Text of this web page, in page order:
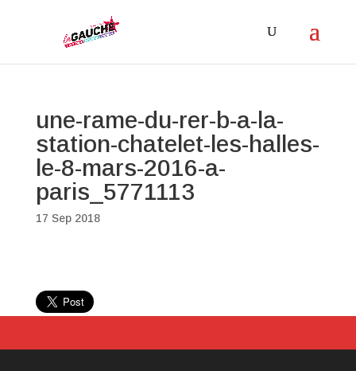
une-rame-du-rer-b-a-la-
station-chatelet-les-halles-
le-8-mars-2016-a-
paris_5771113
17 Sep 2018